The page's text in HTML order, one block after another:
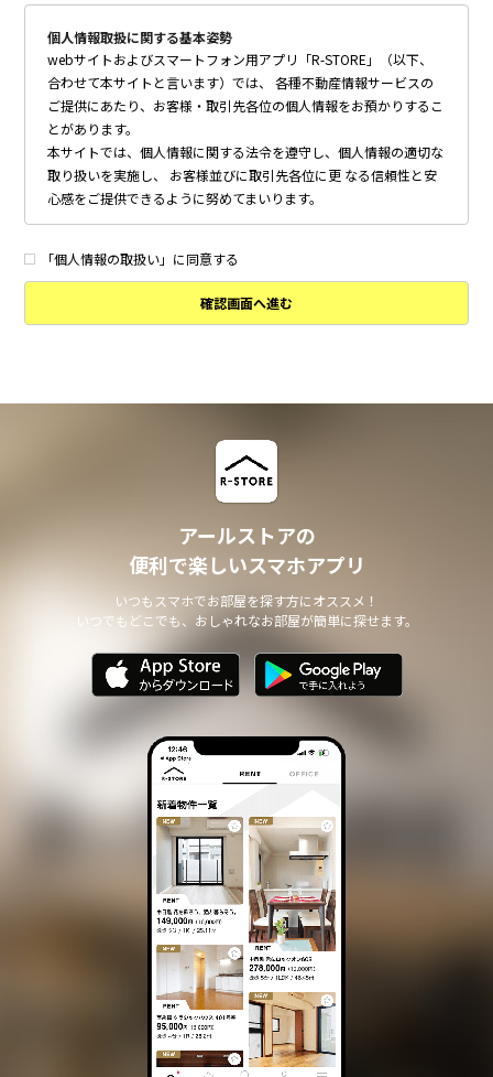
個人情報取扱に関する基本姿勢
webサイトおよびスマートフォン用アプリ「R-STORE」（以下、
合わせて本サイトと言います）では、 各種不動産情報サービスの
ご提供にあたり、お客様・取引先各位の個人情報をお預かりするこ
とがあります。
本サイトでは、個人情報に関する法令を遵守し、個人情報の適切な
取り扱いを実施し、 お客様並びに取引先各位に更 なる信頼性と安
心感をご提供できるように努めてまいります。
個人情報の取得について
本サイトは、偽りその他不正の手段によらず適正に個人情報を取得
以下に定めのない目的で個人情報を利用する場合、あらかじめご本
からのご連絡の対応
不動産会社との業務における対応
・ 本サイトからのメールマガジンの送信、その他の対応
・ その他、本サイトの不動産物件情報サービスの提供のために必
個人情報の安全管理について
本サイトは、取り扱う個人情報の漏洩、滅失またはき損の防止その
他の個人情報の安全管理のために必要かつ適切な措置を講じます。
個人情報の委託について
する場合は、当該第三者について厳正な調査を行い、 取り扱いを
委託された個人情報の安全管理が図られるよう当該第三者に対する
また、コンサルティング、プライバシーマーク申請、ISMS申請業務
におきまして第三者と共同して業務を遂行する場合に 個人情報の
取り扱いを委託する場合 があります。
個人情報の第三者提供について
本サイトは、個人情報保護法等の法令に定めのある場合を除き、
個人情報をあらかじめご本人の同意を得ることなく、第三者に提供
個人情報の開示・訂正等について
本サイトは、ご本人から自己の個人情報についての開示の請求があ
る場合、速やかに開示をいたします。
その際、ご本人であることが確認できない場合 には、開示に応じ
個人情報の内容に誤りがあり、ご本人から訂正・追加・削除の請求
がある場合、調査の上、速やかにこれらの請求に対応いたします。
「個人情報の取扱い」に同意する
確認画面へ進む
アールストアの
便利で楽しいスマホアプリ
いつもスマホでお部屋を探す方にオススメ！
いつでもどこでも、おしゃれなお部屋が簡単に探せます。